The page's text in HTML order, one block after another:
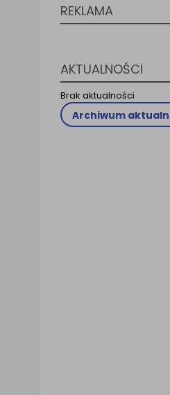
REKLAMA
AKTUALNOŚCI
Brak aktualności
Archiwum